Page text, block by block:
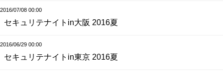
2016/07/08 00:00
セキュリテナイトin大阪 2016夏
2016/06/29 00:00
セキュリテナイトin東京 2016夏